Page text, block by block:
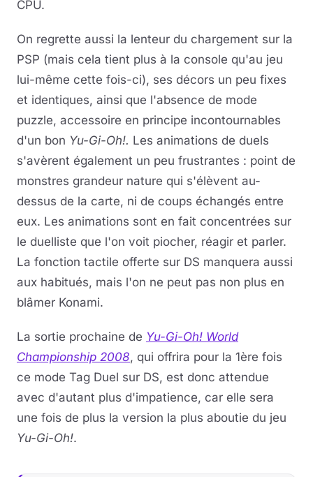
CPU.
On regrette aussi la lenteur du chargement sur la
PSP (mais cela tient plus à la console qu'au jeu
lui-même cette fois-ci), ses décors un peu fixes
et identiques, ainsi que l'absence de mode
puzzle, accessoire en principe incontournables
d'un bon Yu-Gi-Oh!. Les animations de duels
s'avèrent également un peu frustrantes : point de
monstres grandeur nature qui s'élèvent au-
dessus de la carte, ni de coups échangés entre
eux. Les animations sont en fait concentrées sur
le duelliste que l'on voit piocher, réagir et parler.
La fonction tactile offerte sur DS manquera aussi
aux habitués, mais l'on ne peut pas non plus en
blâmer Konami.
La sortie prochaine de Yu-Gi-Oh! World
Championship 2008, qui offrira pour la 1ère fois
ce mode Tag Duel sur DS, est donc attendue
avec d'autant plus d'impatience, car elle sera
une fois de plus la version la plus aboutie du jeu
Yu-Gi-Oh!.